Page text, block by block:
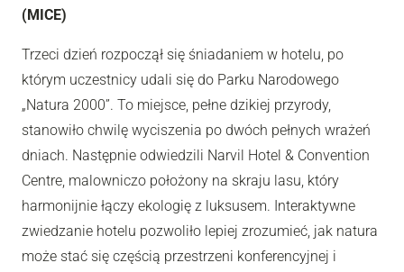
(MICE)
Trzeci dzień rozpoczął się śniadaniem w hotelu, po
którym uczestnicy udali się do Parku Narodowego
„Natura 2000”. To miejsce, pełne dzikiej przyrody,
stanowiło chwilę wyciszenia po dwóch pełnych wrażeń
dniach. Następnie odwiedzili Narvil Hotel & Convention
Centre, malowniczo położony na skraju lasu, który
harmonijnie łączy ekologię z luksusem. Interaktywne
zwiedzanie hotelu pozwoliło lepiej zrozumieć, jak natura
może stać się częścią przestrzeni konferencyjnej i